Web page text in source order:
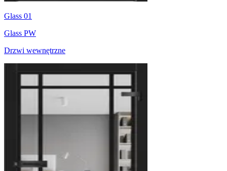
Glass 01
Glass PW
Drzwi wewnętrzne